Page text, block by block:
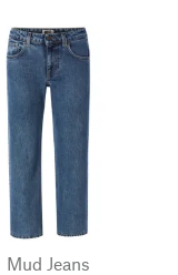
Mud Jeans